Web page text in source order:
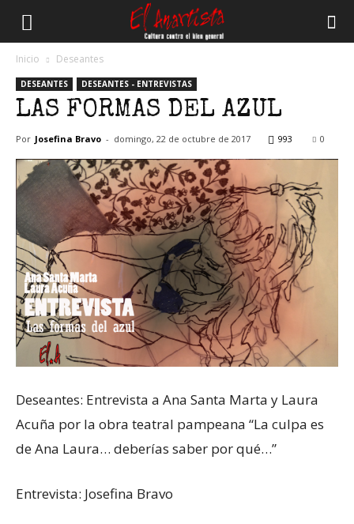
Anartista
Inicio Deseantes
DESEANTES DESEANTES - ENTREVISTAS
LAS FORMAS DEL AZUL
Por Josefina Bravo - domingo, 22 de octubre de 2017 993 0
Deseantes: Entrevista a Ana Santa Marta y Laura
Acuña por la obra teatral pampeana “La culpa es
de Ana Laura… deberías saber por qué…”
Entrevista: Josefina Bravo